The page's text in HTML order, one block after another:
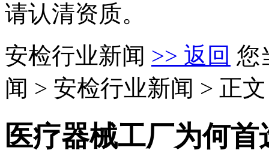
请认清资质。
安检行业新闻 >> 返回 您
闻 > 安检行业新闻 > 正文
医疗器械工厂为何